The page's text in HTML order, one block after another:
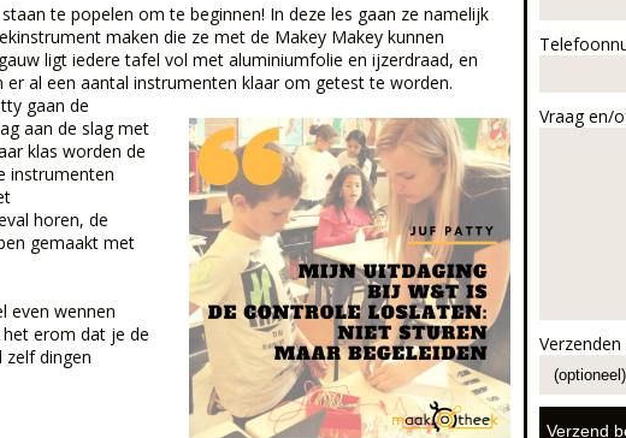
te popelen om te beginnen! In deze les gaan ze namelijk
maken die ze met de Makey Makey kunnen
gauw ligt iedere tafel vol met aluminiumfolie en ijzerdraad, en
er al een aantal instrumenten klaar om getest te worden.
gaan de
aan de slag met
klas worden de
instrumenten
horen, de
gemaakt met
even wennen
erom dat je de
zelf dingen
Vraag en/
Verzenden